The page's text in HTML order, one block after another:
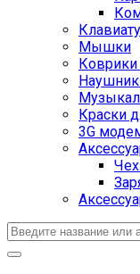
Мышки
Краски
3G